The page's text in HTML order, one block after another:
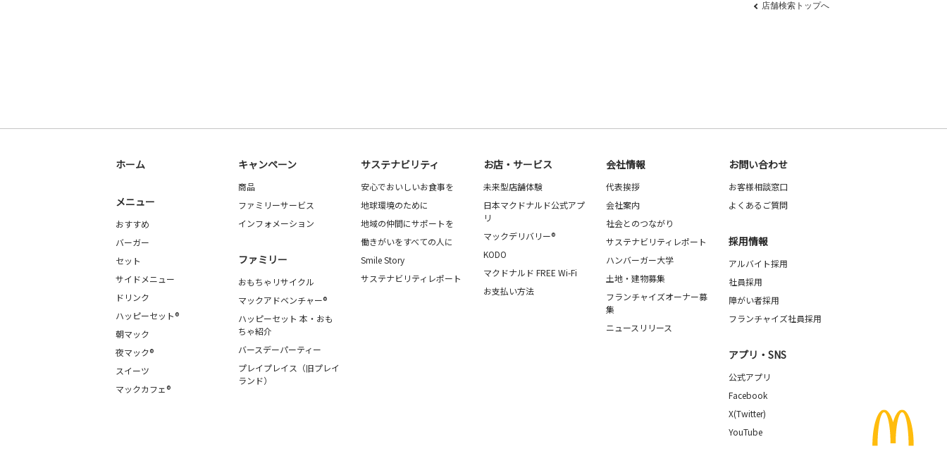
店舗検索トップへ
ホーム
メニュー
おすすめ
バーガー
セット
サイドメニュー
ドリンク
ハッピーセット®
朝マック
夜マック®
スイーツ
マックカフェ®
キャンペーン
商品
ファミリーサービス
インフォメーション
ファミリー
おもちゃリサイクル
マックアドベンチャー®
ハッピーセット 本・おも
ちゃ紹介
バースデーパーティー
プレイプレイス（旧プレイ
ランド）
サステナビリティ
安心でおいしいお食事を
地球環境のために
地域の仲間にサポートを
働きがいをすべての人に
Smile Story
サステナビリティレポート
お店・サービス
未来型店舗体験
日本マクドナルド公式アプ
リ
マックデリバリー®
KODO
マクドナルド FREE Wi-Fi
お支払い方法
会社情報
代表挨拶
会社案内
社会とのつながり
サステナビリティレポート
ハンバーガー大学
土地・建物募集
フランチャイズオーナー募
集
ニュースリリース
お問い合わせ
お客様相談窓口
よくあるご質問
採用情報
アルバイト採用
社員採用
障がい者採用
フランチャイズ社員採用
アプリ・SNS
公式アプリ
Facebook
X(Twitter)
YouTube